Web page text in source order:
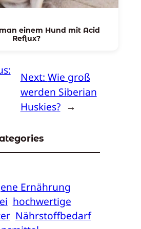
einem Hund mit Acid
Reflux?
Next: Wie groß
werden Siberian
Huskies? →
Ernährung
hochwertige
Nährstoffbedarf